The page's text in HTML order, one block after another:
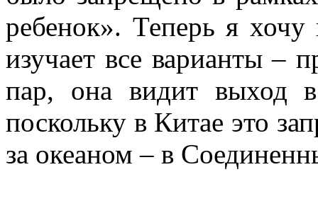
ребенок». Теперь я хочу
изучает все варианты –
пар, она видит выход
поскольку в Китае это
за океаном – в